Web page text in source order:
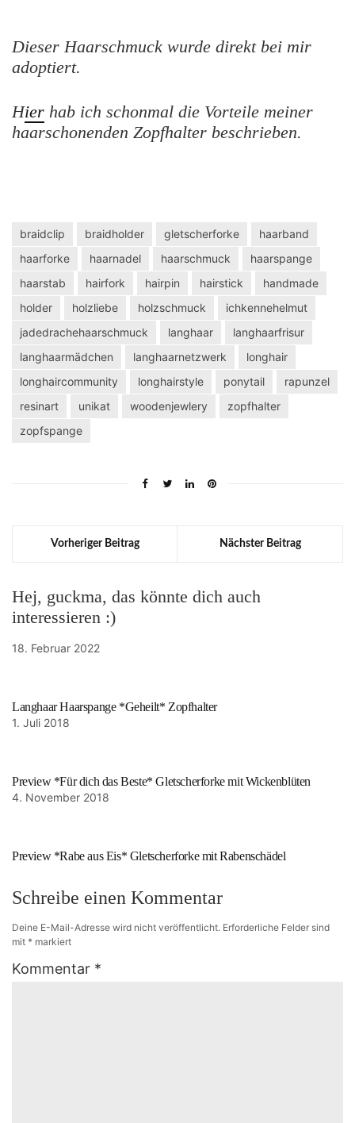
Dieser Haarschmuck wurde direkt bei mir
adoptiert.
Hier hab ich schonmal die Vorteile meiner
haarschonenden Zopfhalter beschrieben.
braidclip braidholder gletscherforke
haarband
haarforke
haarnadel haarschmuck
haarspange
haarstab
hairfork hairpin hairstick
handmade
holder
holzliebe holzschmuck
ichkennehelmut
jadedrachehaarschmuck
langhaar
langhaarfrisur
langhaarmädchen
langhaarnetzwerk
longhair
longhaircommunity
longhairstyle ponytail
rapunzel
resinart
unikat woodenjewlery
zopfhalter
zopfspange
Vorheriger Beitrag Nächster Beitrag
Hej, guckma, das könnte dich auch
interessieren :)
18. Februar 2022
Langhaar Haarspange *Geheilt* Zopfhalter
1. Juli 2018
Preview *Für dich das Beste* Gletscherforke mit Wickenblüten
4. November 2018
Preview *Rabe aus Eis* Gletscherforke mit Rabenschädel
Schreibe einen Kommentar
Deine E-Mail-Adresse wird nicht veröffentlicht. Erforderliche Felder sind
mit * markiert
Kommentar *